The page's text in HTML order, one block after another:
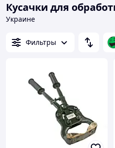
Кусачки для
Украине
Фильтры